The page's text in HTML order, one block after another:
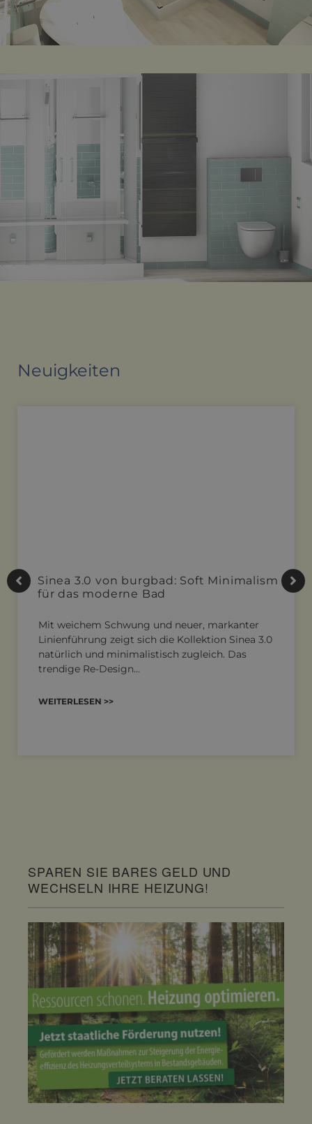
Neuigkeiten
Sinea 3.0 von burgbad: Soft Minimalism
für das moderne Bad
Mit weichem Schwung und neuer, markanter
Linienführung zeigt sich die Kollektion Sinea 3.0
natürlich und minimalistisch zugleich. Das
trendige Re-Design…
WEITERLESEN >>
SPAREN SIE BARES GELD UND
WECHSELN IHRE HEIZUNG!